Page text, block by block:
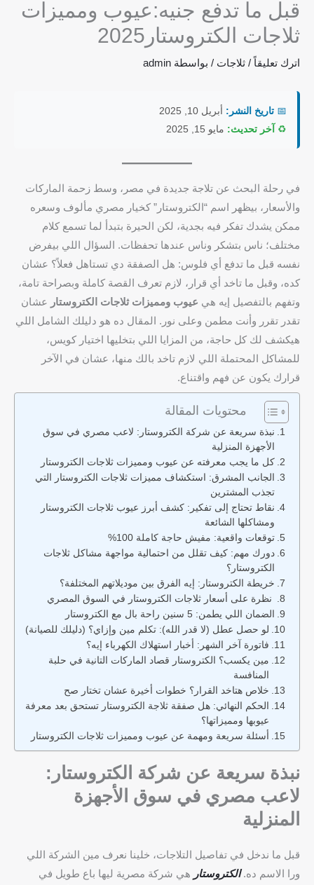
قبل ما تدفع جنيه:عيوب ومميزات
ثلاجات الكتروستار2025
اترك تعليقاً / ثلاجات / بواسطة admin
📅 تاريخ النشر: أبريل 10, 2025
♻️ آخر تحديث: مايو 15, 2025
في رحلة البحث عن تلاجة جديدة في مصر، وسط زحمة الماركات
والأسعار، بيظهر اسم “الكتروستار” كخيار مصري مألوف وسعره
ممكن يشدك تفكر فيه بجدية، لكن الحيرة بتبدأ لما تسمع كلام
مختلف؛ ناس بتشكر وناس عندها تحفظات. السؤال اللي بيفرض
نفسه قبل ما تدفع أي فلوس: هل الصفقة دي تستاهل فعلاً؟ عشان
كده، وقبل ما تاخد أي قرار، لازم تعرف القصة كاملة وبصراحة تامة،
وتفهم بالتفصيل إيه هي عيوب ومميزات ثلاجات الكتروستار عشان
تقدر تقرر وأنت مطمن وعلى نور. المقال ده هو دليلك الشامل اللي
هيكشف لك كل حاجة، من المزايا اللي بتخليها اختيار كويس،
للمشاكل المحتملة اللي لازم تاخد بالك منها، عشان في الآخر
قرارك يكون عن فهم واقتناع.
محتويات المقالة
نبذة سريعة عن شركة الكتروستار: لاعب مصري في سوق
الأجهزة المنزلية
كل ما يجب معرفته عن عيوب ومميزات ثلاجات الكتروستار
الجانب المشرق: استكشاف مميزات ثلاجات الكتروستار التي
تجذب المشترين
نقاط تحتاج إلى تفكير: كشف أبرز عيوب ثلاجات الكتروستار
ومشاكلها الشائعة
توقعات واقعية: مفيش حاجة كاملة 100%
دورك مهم: كيف تقلل من احتمالية مواجهة مشاكل ثلاجات
الكتروستار؟
خريطة الكتروستار: إيه الفرق بين موديلاتهم المختلفة؟
نظرة على أسعار ثلاجات الكتروستار في السوق المصري
الضمان اللي يطمن: 5 سنين راحة بال مع الكتروستار
لو حصل عطل (لا قدر الله): تكلم مين وإزاي؟ (دليلك للصيانة)
فاتورة آخر الشهر: أخبار استهلاك الكهرباء إيه؟
مين يكسب؟ الكتروستار قصاد الماركات التانية في حلبة
المنافسة
خلاص هتاخد القرار؟ خطوات أخيرة عشان تختار صح
الحكم النهائي: هل صفقة ثلاجة الكتروستار تستحق بعد معرفة
عيوبها ومميزاتها؟
أسئلة سريعة ومهمة عن عيوب ومميزات ثلاجات الكتروستار
نبذة سريعة عن شركة الكتروستار:
لاعب مصري في سوق الأجهزة
المنزلية
قبل ما ندخل في تفاصيل التلاجات، خلينا نعرف مين الشركة اللي
ورا الاسم ده.الكتروستار هي شركة مصرية ليها باع طويل في